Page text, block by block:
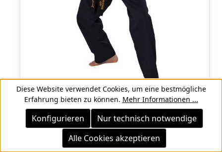
Poomsae Grandmaster Anzug - WT
anerkannt
Diese Website verwendet Cookies, um eine bestmögliche
Erfahrung bieten zu können. Mehr Informationen ...
Nur technisch notwendige
Konfigurieren
Alle Cookies akzeptieren